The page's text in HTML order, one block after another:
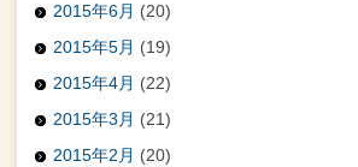
2015年6月 (20)
2015年5月 (19)
2015年4月 (22)
2015年3月 (21)
2015年2月 (20)